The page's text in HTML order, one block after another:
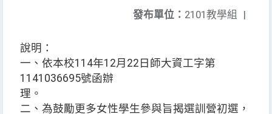
發布單位： 2101教學組 |
說明：
一、依本校114年12月22日師大資工字第
1141036695號函辦
理。
二、為鼓勵更多女性學生參與旨揭選訓營初選，